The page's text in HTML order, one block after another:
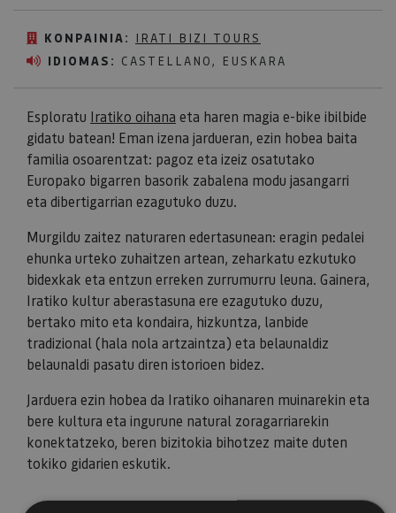
KONPAINIA: IRATI BIZI TOURS
IDIOMAS: CASTELLANO, EUSKARA
Esploratu Iratiko oihana eta haren magia e-bike ibilbide
gidatu batean! Eman izena jardueran, ezin hobea baita
familia osoarentzat: pagoz eta izeiz osatutako
Europako bigarren basorik zabalena modu jasangarri
eta dibertigarrian ezagutuko duzu.
Murgildu zaitez naturaren edertasunean: eragin pedalei
ehunka urteko zuhaitzen artean, zeharkatu ezkutuko
bidexkak eta entzun erreken zurrumurru leuna. Gainera,
Iratiko kultur aberastasuna ere ezagutuko duzu,
bertako mito eta kondaira, hizkuntza, lanbide
tradizional (hala nola artzaintza) eta belaunaldiz
belaunaldi pasatu diren istorioen bidez.
Jarduera ezin hobea da Iratiko oihanaren muinarekin eta
bere kultura eta ingurune natural zoragarriarekin
konektatzeko, beren bizitokia bihotzez maite duten
tokiko gidarien eskutik.